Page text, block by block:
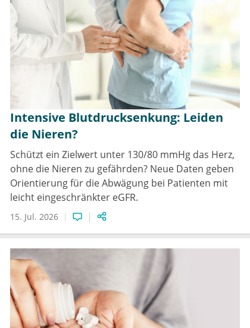
Intensive Blutdrucksenkung: Leiden
die Nieren?
Schützt ein Zielwert unter 130/80 mmHg das Herz,
ohne die Nieren zu gefährden? Neue Daten geben
Orientierung für die Abwägung bei Patienten mit
leicht eingeschränkter eGFR.
15. Jul. 2026